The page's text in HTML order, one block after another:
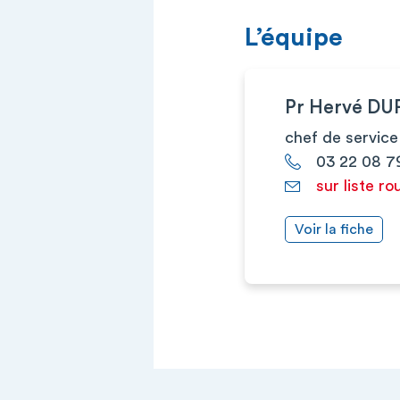
L’équipe
Pr Hervé
chef de service
03 22 08
sur liste
Voir la fiche